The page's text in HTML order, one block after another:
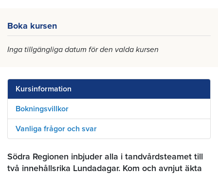
Boka kursen
Inga tillgängliga datum för den valda kursen
Kursinformation
Bokningsvillkor
Vanliga frågor och svar
Södra Regionen inbjuder alla i tandvårdsteamet till
två innehållsrika Lundadagar. Kom och avnjut äkta